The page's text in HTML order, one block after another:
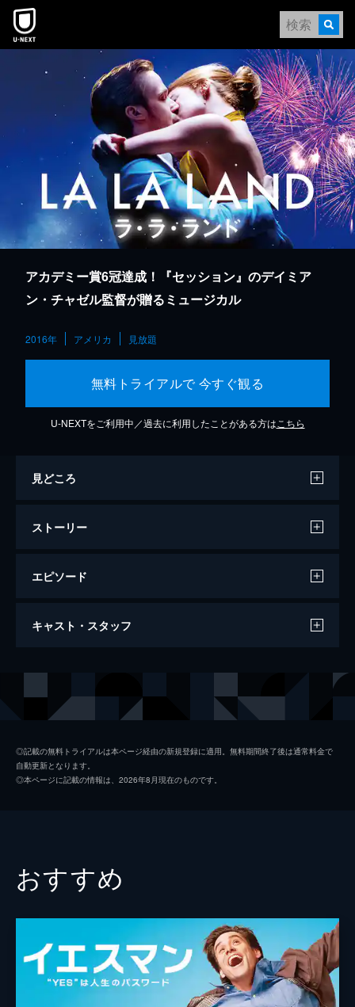
本文へスキップ
アカデミー賞6冠達成！『セッション』のデイミア
ン・チャゼル監督が贈るミュージカル
2016年 アメリカ 見放題
無料トライアルで 今すぐ観る
U-NEXTをご利用中／過去に利用したことがある方は こちら
見どころ
ストーリー
エピソード
ラ・ラ・ランド
キャスト・スタッフ
ミア エマ・ストーン
キャリー・ヘルナンデス
トム・エヴェレット・スコット
ミーガン・フェイ
◎記載の無料トライアルは本ページ経由の新規登録に適用。無料期間終了後は通常料金で
自動更新となります。
◎本ページに記載の情報は、2026年8月現在のものです。
おすすめ